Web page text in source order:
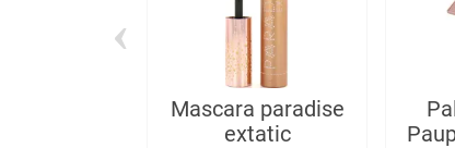
Mascara paradise
extatic
‹